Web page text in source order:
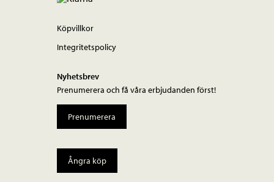
Köpvillkor
Integritetspolicy
Nyhetsbrev
Prenumerera och få våra erbjudanden först!
Prenumerera
Ångra köp